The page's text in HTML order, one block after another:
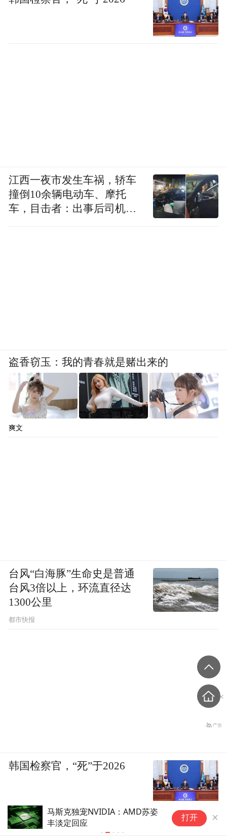
马斯克是不是疯了？要发射
1000000颗
打开
江西一夜市发生车祸，轿车
撞倒10余辆电动车、摩托
车，目击者：出事后司机一
盗香窃玉：我的青春就是赌出来的
爽文
台风“白海豚”生命史是普通
台风3倍以上，环流直径达
1300公里
都市快报
韩国检察官，“死”于2026